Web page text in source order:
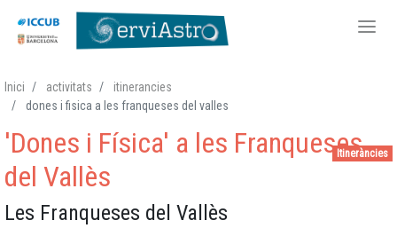
al
Inici activitats
itinerancies
dones i fisica a les franqueses del valles
Itineràncies
'Dones i Física' a les Franqueses
del Vallès
Les Franqueses del Vallès